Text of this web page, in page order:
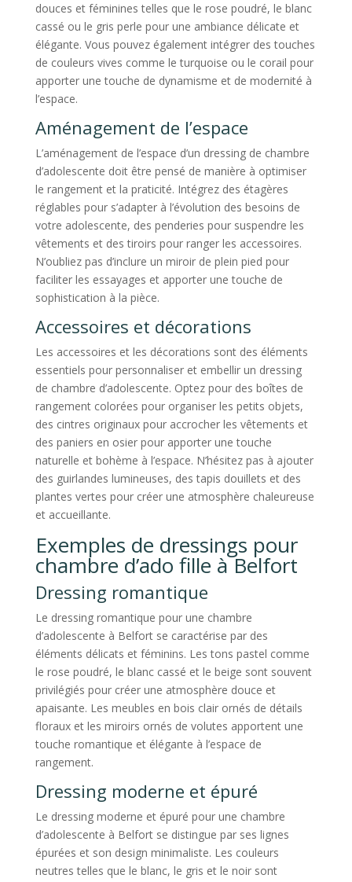
douces et féminines telles que le rose poudré, le blanc
cassé ou le gris perle pour une ambiance délicate et
élégante. Vous pouvez également intégrer des touches
de couleurs vives comme le turquoise ou le corail pour
apporter une touche de dynamisme et de modernité à
l’espace.
Aménagement de l’espace
L’aménagement de l’espace d’un dressing de chambre
d’adolescente doit être pensé de manière à optimiser
le rangement et la praticité. Intégrez des étagères
réglables pour s’adapter à l’évolution des besoins de
votre adolescente, des penderies pour suspendre les
vêtements et des tiroirs pour ranger les accessoires.
N’oubliez pas d’inclure un miroir de plein pied pour
faciliter les essayages et apporter une touche de
sophistication à la pièce.
Accessoires et décorations
Les accessoires et les décorations sont des éléments
essentiels pour personnaliser et embellir un dressing
de chambre d’adolescente. Optez pour des boîtes de
rangement colorées pour organiser les petits objets,
des cintres originaux pour accrocher les vêtements et
des paniers en osier pour apporter une touche
naturelle et bohème à l’espace. N’hésitez pas à ajouter
des guirlandes lumineuses, des tapis douillets et des
plantes vertes pour créer une atmosphère chaleureuse
et accueillante.
Exemples de dressings pour
chambre d’ado fille à Belfort
Dressing romantique
Le dressing romantique pour une chambre
d’adolescente à Belfort se caractérise par des
éléments délicats et féminins. Les tons pastel comme
le rose poudré, le blanc cassé et le beige sont souvent
privilégiés pour créer une atmosphère douce et
apaisante. Les meubles en bois clair ornés de détails
floraux et les miroirs ornés de volutes apportent une
touche romantique et élégante à l’espace de
rangement.
Dressing moderne et épuré
Le dressing moderne et épuré pour une chambre
d’adolescente à Belfort se distingue par ses lignes
épurées et son design minimaliste. Les couleurs
neutres telles que le blanc, le gris et le noir sont